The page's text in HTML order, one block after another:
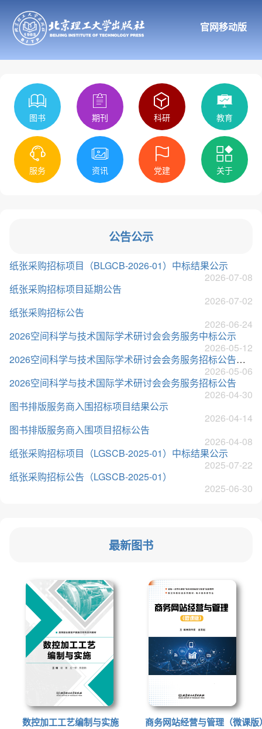
官网移动版
图书 期刊 科研 教育
服务 资讯 党建 关于
公告公示
纸张采购招标项目（BLGCB-2026-01）中标结果公示
2026-07-08
纸张采购招标项目延期公告
2026-07-02
纸张采购招标公告
2026-06-24
2026空间科学与技术国际学术研讨会会务服务中标公示
2026-05-12
2026空间科学与技术国际学术研讨会会务服务招标公告（第二次）
2026-05-06
2026空间科学与技术国际学术研讨会会务服务招标公告
2026-04-30
图书排版服务商入围招标项目结果公示
2026-04-14
图书排版服务商入围项目招标公告
2026-04-08
纸张采购招标项目（LGSCB-2025-01）中标结果公示
2025-07-22
纸张采购招标公告（LGSCB-2025-01）
2025-06-30
最新图书
数控加工工艺编制与实施 商务网站经营与管理（微课版